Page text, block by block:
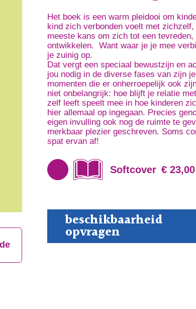
Het boek is een warm pleidooi om
kind zich verbonden voelt met
meeste kans om zich tot een
ontwikkelen. Want waar je je mee
je zuinig op.
Dat vergt een speciaal bewustzijn en
jou nodig in de diverse fases van zijn
momenten die er onherroepelijk ook
niet onbelangrijk: hoe blijft je relatie
zelf leeft speelt mee in hoe kinderen
hier allemaal op ingegaan. Precies
eigen invulling ook nog de ruimte te
merkbaar plezier geschreven. Soms
spat ervan af!
Softcover € 23,00
beschikbaarheid
opvragen